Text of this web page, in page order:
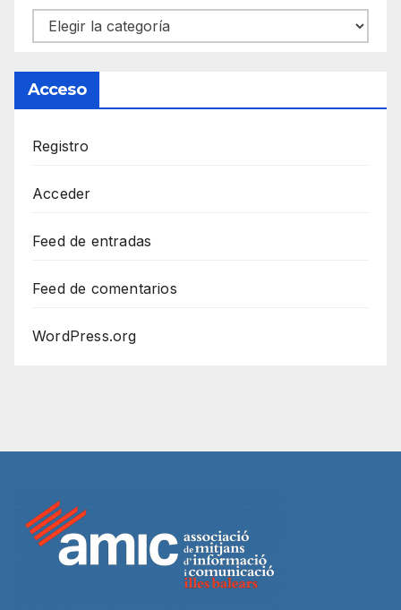
Categorías
Acceso
Registro
Acceder
Feed de entradas
Feed de comentarios
WordPress.org